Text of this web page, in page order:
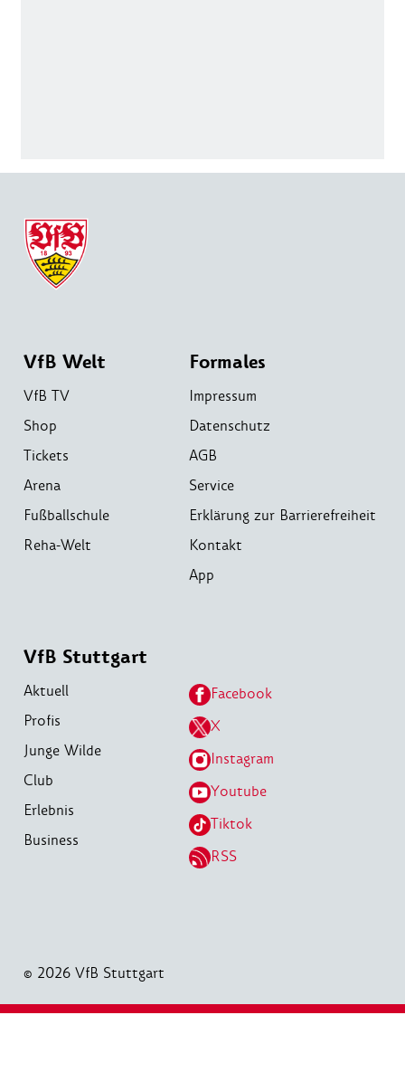
VfB Welt
VfB TV
Shop
Tickets
Arena
Fußballschule
Reha-Welt
Formales
Impressum
Datenschutz
AGB
Service
Erklärung zur Barrierefreiheit
Kontakt
App
VfB Stuttgart
Aktuell
Profis
Junge Wilde
Club
Erlebnis
Business
Facebook
X
Instagram
Youtube
Tiktok
RSS
© 2026 VfB Stuttgart